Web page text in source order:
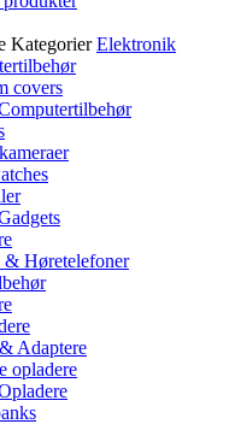
Kategorier Elektronik
covers
Høretelefoner
Adaptere
opladere